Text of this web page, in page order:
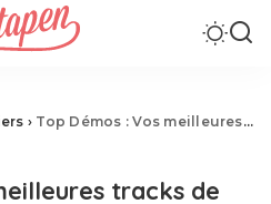
› Top Démos : Vos meilleures tracks de Janvier 2016
tracks de